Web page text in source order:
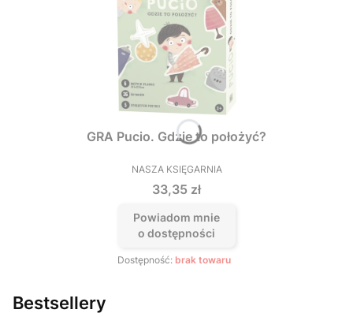
GRA Pucio. Gdzie to położyć?
PRODUCENT
NASZA KSIĘGARNIA
Cena
33,35 zł
Powiadom mnie
o dostępności
Dostępność: brak towaru
Bestsellery